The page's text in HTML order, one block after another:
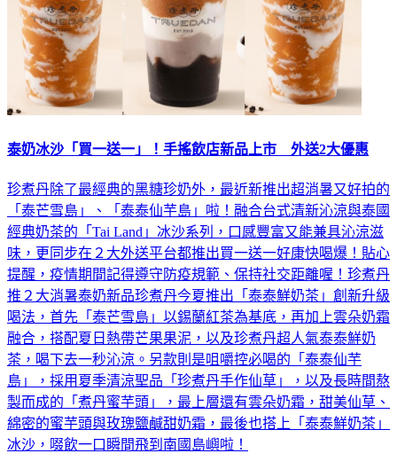
泰奶冰沙「買一送一」！手搖飲店新品上市 外送2大優惠
珍煮丹除了最經典的黑糖珍奶外，最近新推出超消暑又好拍的
「泰芒雪島」、「泰泰仙芋島」啦！融合台式清新沁涼與泰國
經典奶茶的「Tai Land」冰沙系列，口感豐富又能兼具沁涼滋
味，更同步在２大外送平台都推出買一送一好康快喝爆！貼心
提醒，疫情期間記得遵守防疫規範、保持社交距離喔！珍煮丹
推２大消暑泰奶新品珍煮丹今夏推出「泰泰鮮奶茶」創新升級
喝法，首先「泰芒雪島」以錫蘭紅茶為基底，再加上雲朵奶霜
融合，搭配夏日熱帶芒果果泥，以及珍煮丹超人氣泰泰鮮奶
茶，喝下去一秒沁涼。另款則是咀嚼控必喝的「泰泰仙芋
島」，採用夏季清涼聖品「珍煮丹手作仙草」，以及長時間熬
製而成的「煮丹蜜芋頭」，最上層還有雲朵奶霜，甜美仙草、
綿密的蜜芋頭與玫瑰鹽鹹甜奶霜，最後也搭上「泰泰鮮奶茶」
冰沙，啜飲一口瞬間飛到南國島嶼啦！